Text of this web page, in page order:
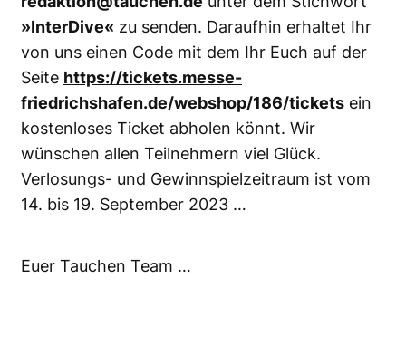
»InterDive« zu senden. Daraufhin erhaltet Ihr
von uns einen Code mit dem Ihr Euch auf der
Seite https://tickets.messe-
friedrichshafen.de/webshop/186/tickets ein
kostenloses Ticket abholen könnt. Wir
wünschen allen Teilnehmern viel Glück.
Verlosungs- und Gewinnspielzeitraum ist vom
14. bis 19. September 2023 …
Euer Tauchen Team …